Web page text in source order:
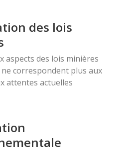
des lois
aspects des lois minières
correspondent plus aux
attentes actuelles